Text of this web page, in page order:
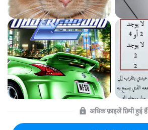
अधिक फ़ाइलें छिपी हुई हैं